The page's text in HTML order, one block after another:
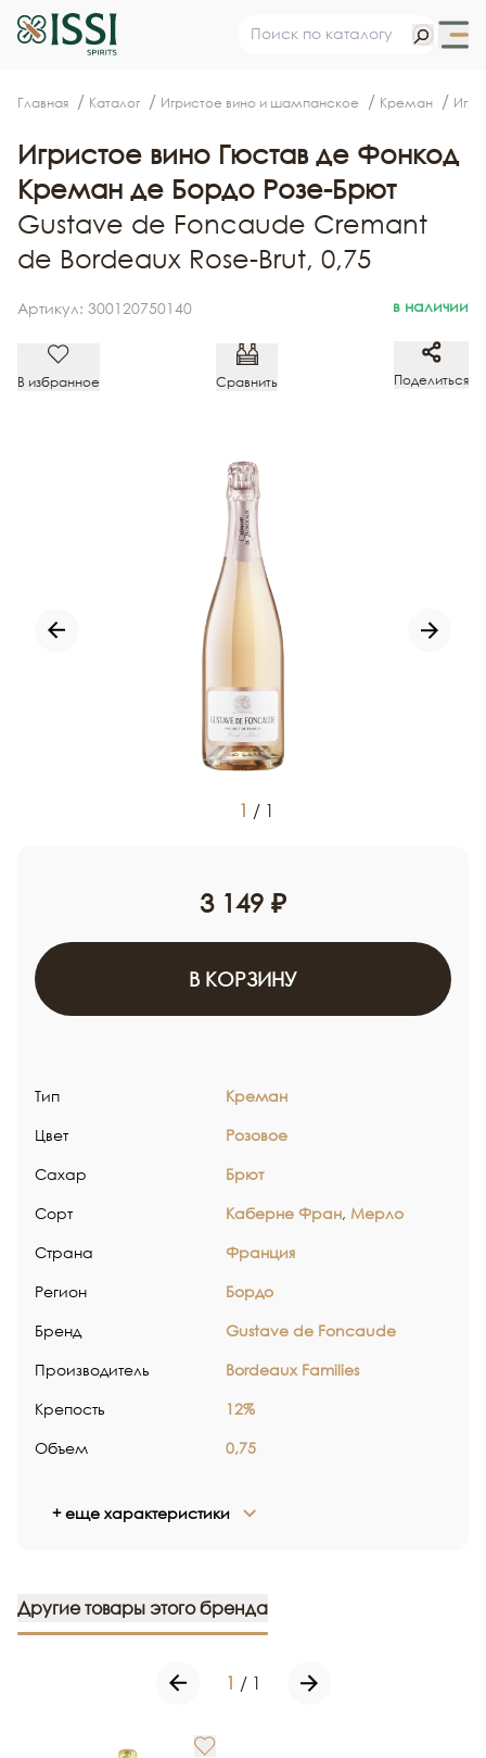
Главная Каталог Игристое вино и шампанское Креман
Игристое вино Гюстав де Фонкод
Креман де Бордо Розе-Брют
Gustave de Foncaude Cremant
de Bordeaux Rose-Brut, 0,75
Артикул: 300120750140 в наличии
В избранное Сравнить Поделиться
1 / 1
3 149 ₽
В КОРЗИНУ
Тип Креман
Цвет Розовое
Сахар Брют
Сорт Каберне Фран, Мерло
Страна Франция
Регион Бордо
Бренд Gustave de Foncaude
Производитель Bordeaux Families
Крепость 12%
Объем 0,75
+ еще характеристики
Другие товары этого бренда
1 / 1